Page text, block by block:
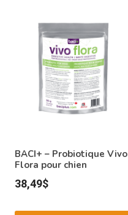
BACI+ – Probiotique Vivo
Flora pour chien
38,49$